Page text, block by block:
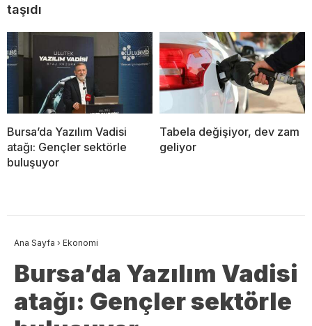
taşıdı
Bursa’da Yazılım Vadisi
atağı: Gençler sektörle
buluşuyor
Tabela değişiyor, dev zam
geliyor
Ana Sayfa › Ekonomi
Bursa’da Yazılım Vadisi
atağı: Gençler sektörle